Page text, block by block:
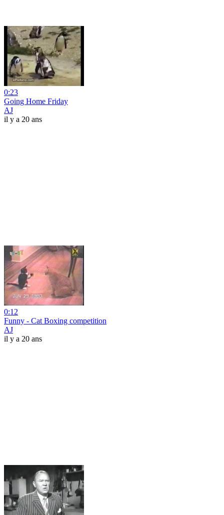
0:23
Going Home Friday
AJ
il y a 20 ans
0:12
Funny - Cat Boxing competition
AJ
il y a 20 ans